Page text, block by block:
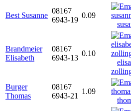
Best Susanne
08167
6943-19
0.09
Brandmeier
Elisabeth
08167
6943-13
0.10
Burger
Thomas
08167
6943-21
1.09